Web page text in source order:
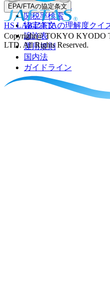
事前教示制度
関税率検索
EPA/FTAの協定条文
協定条文
譲許表
運用規則
国内法
ガイドライン
HS LAB FTAの理解度クイ
Copyright@ TOKYO KYODO
LTD. All Rights Reserved.